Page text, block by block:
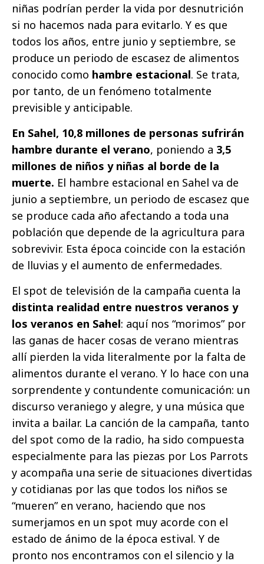
niñas podrían perder la vida por desnutrición
si no hacemos nada para evitarlo. Y es que
todos los años, entre junio y septiembre, se
produce un periodo de escasez de alimentos
conocido como hambre estacional. Se trata,
por tanto, de un fenómeno totalmente
previsible y anticipable.
En Sahel, 10,8 millones de personas sufrirán
hambre durante el verano, poniendo a 3,5
millones de niños y niñas al borde de la
muerte. El hambre estacional en Sahel va de
junio a septiembre, un periodo de escasez que
se produce cada año afectando a toda una
población que depende de la agricultura para
sobrevivir. Esta época coincide con la estación
de lluvias y el aumento de enfermedades.
El spot de televisión de la campaña cuenta la
distinta realidad entre nuestros veranos y
los veranos en Sahel: aquí nos “morimos” por
las ganas de hacer cosas de verano mientras
allí pierden la vida literalmente por la falta de
alimentos durante el verano. Y lo hace con una
sorprendente y contundente comunicación: un
discurso veraniego y alegre, y una música que
invita a bailar. La canción de la campaña, tanto
del spot como de la radio, ha sido compuesta
especialmente para las piezas por Los Parrots
y acompaña una serie de situaciones divertidas
y cotidianas por las que todos los niños se
“mueren” en verano, haciendo que nos
sumerjamos en un spot muy acorde con el
estado de ánimo de la época estival. Y de
pronto nos encontramos con el silencio y la